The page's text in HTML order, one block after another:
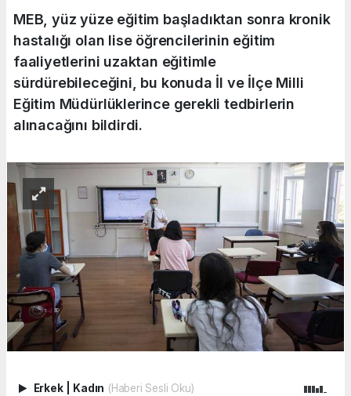
MEB, yüz yüze eğitim başladıktan sonra kronik
hastalığı olan lise öğrencilerinin eğitim
faaliyetlerini uzaktan eğitimle
sürdürebileceğini, bu konuda İl ve İlçe Milli
Eğitim Müdürlüklerince gerekli tedbirlerin
alınacağını bildirdi.
Erkek Kadın (Haberi Sesli Oku)